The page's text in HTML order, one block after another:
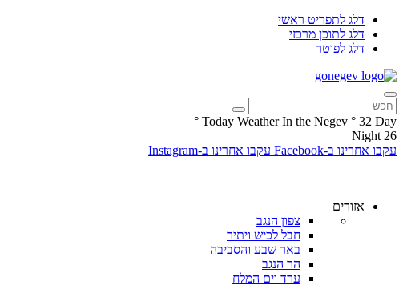
דלג לתפריט ראשי
דלג לתוכן מרכזי
דלג לפוטר
Today Weather In the Negev ° 32 Day
°
26
Night
עקבו אחרינו ב-Facebook
עקבו אחרינו ב-Instagram
אזורים
צפון הנגב
חבל לכיש ויתיר
באר שבע והסביבה
הר הנגב
ערד וים המלח